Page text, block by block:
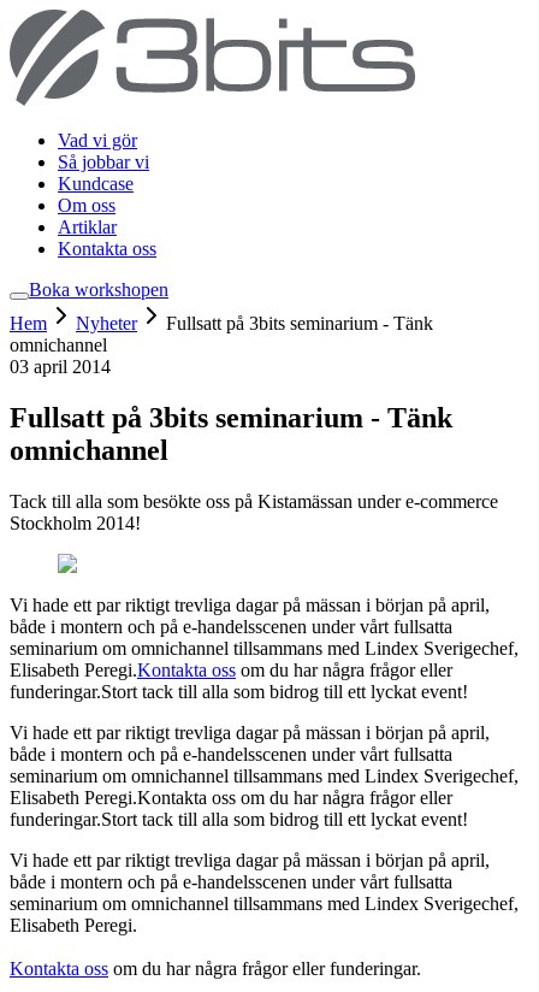
Vad vi gör
Så jobbar vi
Kundcase
Om oss
Artiklar
Kontakta oss
Boka workshopen
Hem
Nyheter
Fullsatt på 3bits seminarium - Tänk
omnichannel
03 april 2014
Fullsatt på 3bits seminarium - Tänk
omnichannel
Tack till alla som besökte oss på Kistamässan under e-commerce
Stockholm 2014!
Vi hade ett par riktigt trevliga dagar på mässan i början på april,
både i montern och på e-handelsscenen under vårt fullsatta
seminarium om omnichannel tillsammans med Lindex Sverigechef,
Elisabeth Peregi.Kontakta oss om du har några frågor eller
funderingar.Stort tack till alla som bidrog till ett lyckat event!
Vi hade ett par riktigt trevliga dagar på mässan i början på april,
både i montern och på e-handelsscenen under vårt fullsatta
seminarium om omnichannel tillsammans med Lindex Sverigechef,
Elisabeth Peregi.Kontakta oss om du har några frågor eller
funderingar.Stort tack till alla som bidrog till ett lyckat event!
Vi hade ett par riktigt trevliga dagar på mässan i början på april,
både i montern och på e-handelsscenen under vårt fullsatta
seminarium om omnichannel tillsammans med Lindex Sverigechef,
Elisabeth Peregi.
Kontakta oss om du har några frågor eller funderingar.